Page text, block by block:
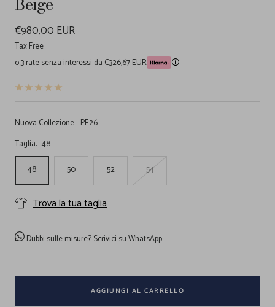
Prezzo
di
vendita
€980,00 EUR
Tax Free
o 3 rate senza interessi da €326,67 EUR
🛈
Nuova Collezione - PE26
Taglia: 48
48
50 52 54
Trova la tua taglia
Dubbi sulle misure?Scrivici su WhatsApp
AGGIUNGI AL CARRELLO